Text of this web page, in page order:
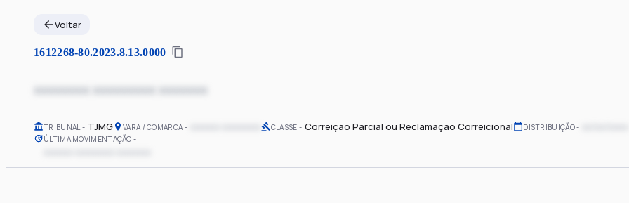
Voltar
1612268-80.2023.8.13.0000
xxxxxxxx xxxxxxxxx xxxxxxx
TRIBUNAL TJMG VARA / COMARCA CLASSE Correição Parcial ou Reclamação Correicional DISTRIBUIÇÃO
ÚLTIMA MOVIMENTAÇÃO